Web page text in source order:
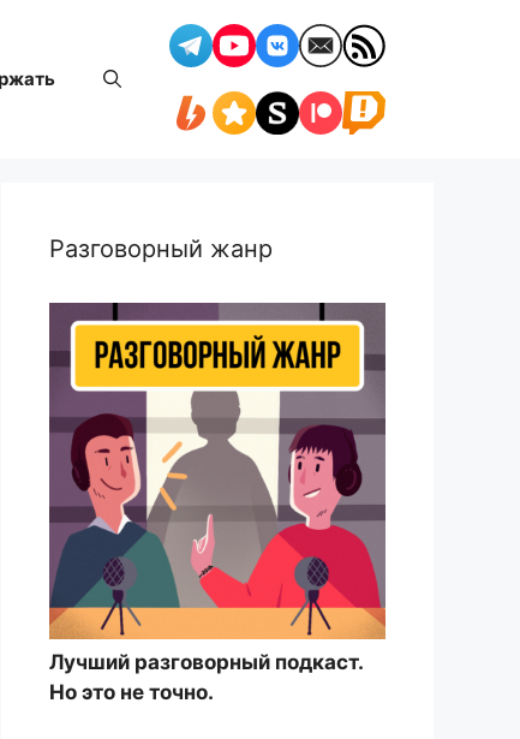
Разговорный жанр
Лучший разговорный подкаст.
Но это не точно.